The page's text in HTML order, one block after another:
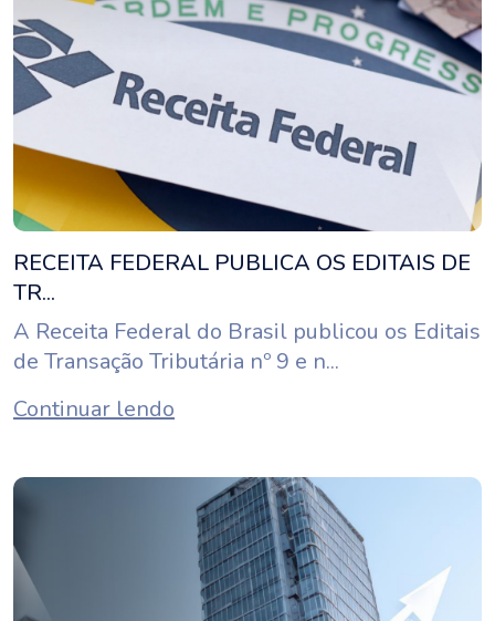
RECEITA FEDERAL PUBLICA OS EDITAIS DE
TR...
A Receita Federal do Brasil publicou os Editais
de Transação Tributária nº 9 e n...
Continuar lendo